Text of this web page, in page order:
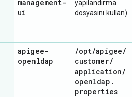
management-
ui
yapılandırma
dosyasını kullan)
apigee-
openldap
/opt/apigee/
customer/
application/
openldap .
properties